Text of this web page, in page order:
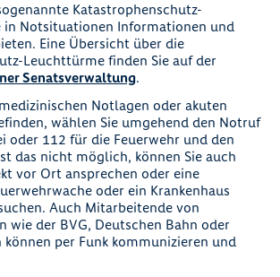
Katastrophenschutz-
in Notsituationen Informationen und
Eine Übersicht über die
Leuchttürme finden Sie auf der
Senatsverwaltung.
Notlagen oder akuten
wählen Sie umgehend den Notruf
oder 112 für die Feuerwehr und den
das nicht möglich, können Sie auch
vor Ort ansprechen oder eine
oder ein Krankenhaus
Auch Mitarbeitende von
wie der BVG, Deutschen Bahn oder
können per Funk kommunizieren und